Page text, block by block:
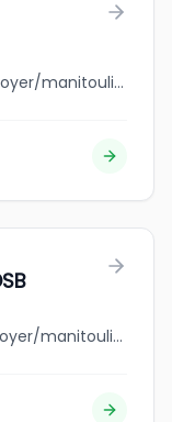
jobbank.gc.ca/browsejobs/employer/manitoulin+motel/ca
jobbank.gc.ca/browsejobs/employer/manitoulin-sudbury+dsb/ca